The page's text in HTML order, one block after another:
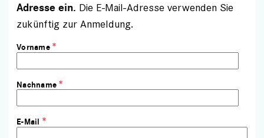
Adresse ein. Die E-Mail-Adresse verwenden Sie
zukünftig zur Anmeldung.
Vorname
Nachname
E-Mail